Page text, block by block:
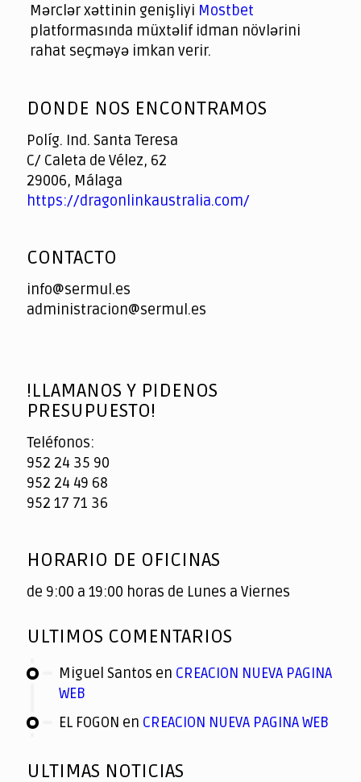
Mərclər xəttinin genişliyi Mostbet
platformasında müxtəlif idman növlərini
rahat seçməyə imkan verir.
of
DONDE NOS ENCONTRAMOS
Políg. Ind. Santa Teresa
C/ Caleta de Vélez, 62
29006, Málaga
https://dragonlinkaustralia.com/
CONTACTO
info@sermul.es
administracion@sermul.es
!LLAMANOS Y PIDENOS
PRESUPUESTO!
Teléfonos:
952 24 35 90
952 24 49 68
952 17 71 36
HORARIO DE OFICINAS
de 9:00 a 19:00 horas de Lunes a Viernes
ULTIMOS COMENTARIOS
Miguel Santos en CREACION NUEVA PAGINA
WEB
EL FOGON en CREACION NUEVA PAGINA WEB
ULTIMAS NOTICIAS